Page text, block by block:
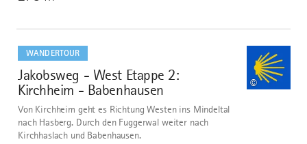
WANDERTOUR
7
Jakobsweg - West Etappe 2:
Kirchheim - Babenhausen
©
Von Kirchheim geht es Richtung Westen ins Mindeltal
nach Hasberg. Durch den Fuggerwal weiter nach
Kirchhaslach und Babenhausen.
dazu